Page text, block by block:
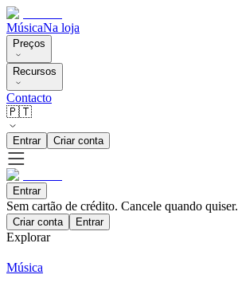
MúsicaNa loja
Preços
Recursos
Contacto
🇵🇹
Entrar Criar conta
Entrar
Sem cartão de crédito. Cancele quando quiser.
Criar conta Entrar
Explorar
Música